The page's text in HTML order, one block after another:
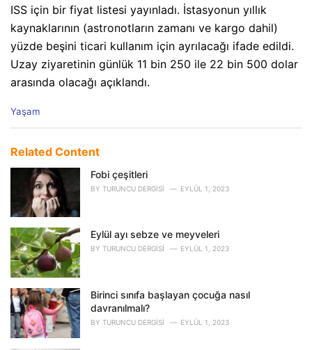
ISS için bir fiyat listesi yayınladı. İstasyonun yıllık
kaynaklarının (astronotların zamanı ve kargo dahil)
yüzde beşini ticari kullanım için ayrılacağı ifade edildi.
Uzay ziyaretinin günlük 11 bin 250 ile 22 bin 500 dolar
arasında olacağı açıklandı.
C
e
e
:
Yaşam
Related Content
Fobi çeşitleri
BY TURUNCU DERGISI EYLÜL 1, 2023
Eylül ayı sebze ve meyveleri
BY TURUNCU DERGISI EYLÜL 1, 2023
Birinci sınıfa başlayan çocuğa nasıl
davranılmalı?
BY TURUNCU DERGISI EYLÜL 1, 2023